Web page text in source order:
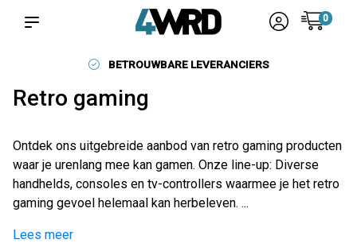
0
BETROUWBARE LEVERANCIERS
Retro gaming
Ontdek ons uitgebreide aanbod van retro gaming producten
waar je urenlang mee kan gamen. Onze line-up: Diverse
handhelds, consoles en tv-controllers waarmee je het retro
gaming gevoel helemaal kan herbeleven. ...
Lees meer